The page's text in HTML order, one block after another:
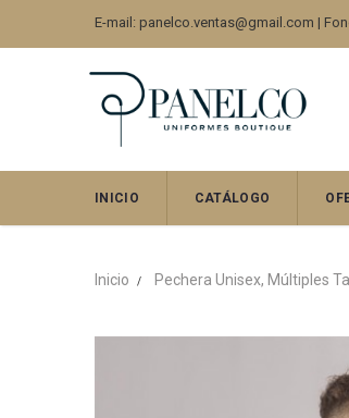
E-mail: panelco.ventas@gmail.com |
INICIO CATÁLOGO
Inicio Pechera Unisex, Múltiples